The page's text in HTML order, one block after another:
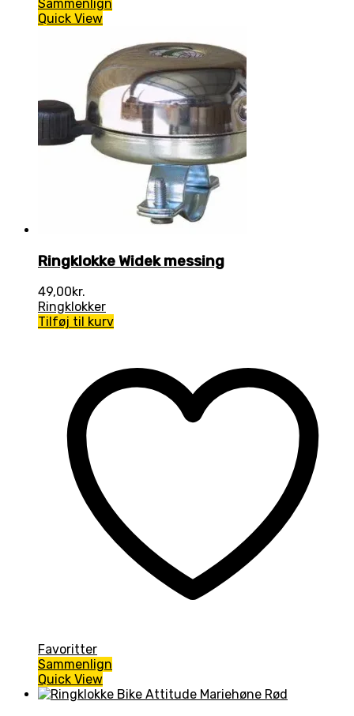
Sammenlign
Quick View
Ringklokke Widek messing
49,00kr.
Ringklokker
Tilføj til kurv
Favoritter
Sammenlign
Quick View